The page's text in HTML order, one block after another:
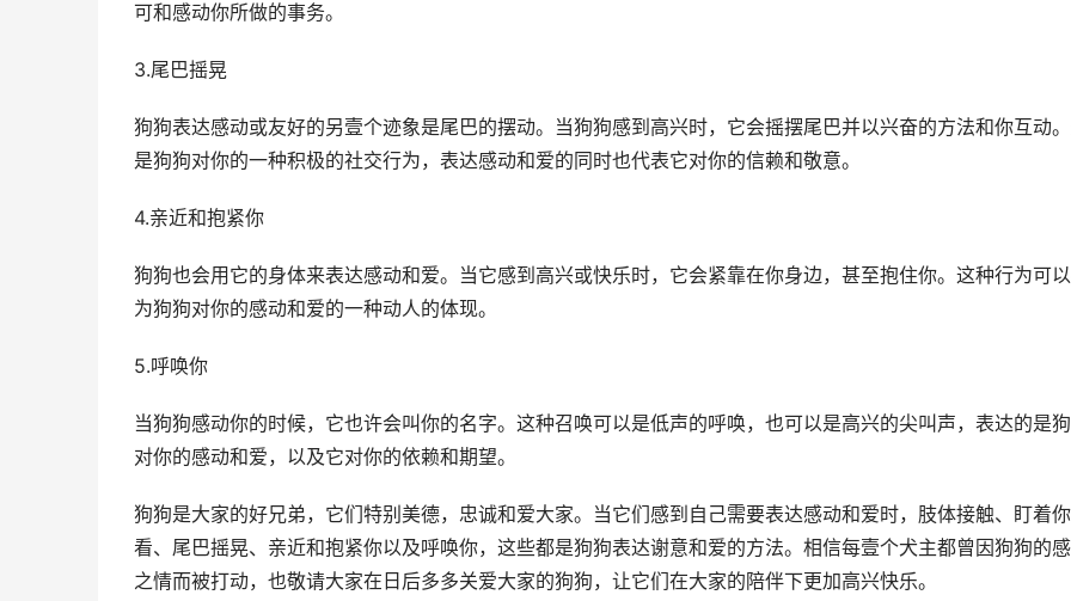
可和感动你所做的事务。
3.尾巴摇晃
狗狗表达感动或友好的另壹个迹象是尾巴的摆动。当狗狗感到高兴时，它会摇摆尾巴并以兴奋的方法和你互动
是狗狗对你的一种积极的社交行为，表达感动和爱的同时也代表它对你的信赖和敬意。
4.亲近和抱紧你
狗狗也会用它的身体来表达感动和爱。当它感到高兴或快乐时，它会紧靠在你身边，甚至抱住你。这种行为可
为狗狗对你的感动和爱的一种动人的体现。
5.呼唤你
当狗狗感动你的时候，它也许会叫你的名字。这种召唤可以是低声的呼唤，也可以是高兴的尖叫声，表达的是
对你的感动和爱，以及它对你的依赖和期望。
狗狗是大家的好兄弟，它们特别美德，忠诚和爱大家。当它们感到自己需要表达感动和爱时，肢体接触、盯着你
看、尾巴摇晃、亲近和抱紧你以及呼唤你，这些都是狗狗表达谢意和爱的方法。相信每壹个犬主都曾因狗狗的
之情而被打动，也敬请大家在日后多多关爱大家的狗狗，让它们在大家的陪伴下更加高兴快乐。